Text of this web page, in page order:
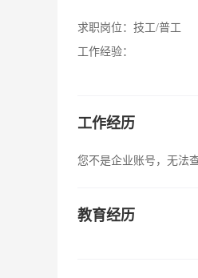
求职岗位： 技工/普工
工作经验：
工作经历
您不是企业账号，无法
教育经历